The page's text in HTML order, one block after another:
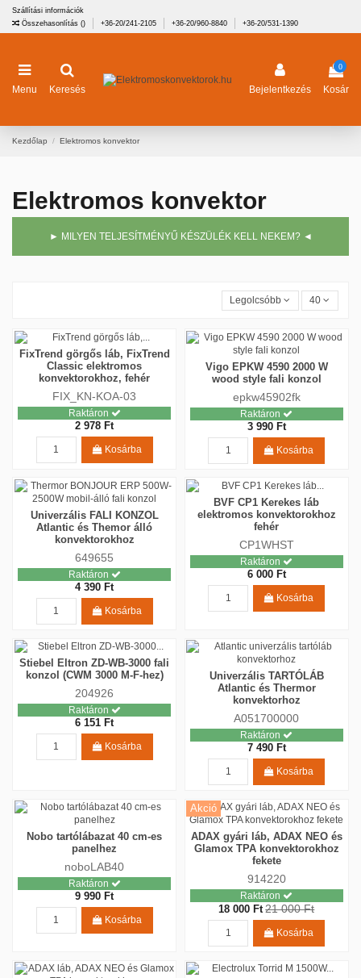
Szállítási információk
Összehasonlítás () +36-20/241-2105 +36-20/960-8840 +36-20/531-1390
Menu Keresés Bejelentkezés
0
Kosár
Kezdőlap Elektromos konvektor
Elektromos konvektor
► MILYEN TELJESÍTMÉNYŰ KÉSZÜLÉK KELL NEKEM? ◄
Legolcsóbb 40
FixTrend görgős láb, FixTrend
Classic elektromos
konvektorokhoz, fehér
FIX_KN-KOA-03
Raktáron
2 978 Ft
Kosárba
Vigo EPKW 4590 2000 W
wood style fali konzol
epkw45902fk
Raktáron
3 990 Ft
Kosárba
Univerzális FALI KONZOL
Atlantic és Themor álló
konvektorokhoz
649655
Raktáron
4 390 Ft
Kosárba
BVF CP1 Kerekes láb
elektromos konvektorokhoz
fehér
CP1WHST
Raktáron
6 000 Ft
Kosárba
Stiebel Eltron ZD-WB-3000 fali
konzol (CWM 3000 M-F-hez)
204926
Raktáron
6 151 Ft
Kosárba
Univerzális TARTÓLÁB
Atlantic és Thermor
konvektorhoz
A051700000
Raktáron
7 490 Ft
Kosárba
Nobo tartólábazat 40 cm-es
panelhez
noboLAB40
Raktáron
9 990 Ft
Kosárba
Akció
ADAX gyári láb, ADAX NEO és
Glamox TPA konvektorokhoz
fekete
914220
Raktáron
18 000 Ft 21 000 Ft
Kosárba